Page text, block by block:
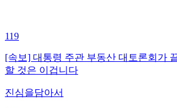
119
[속보] 대통령 주관 부동산 대토론회가
할 것은 이겁니다
진심을담아서